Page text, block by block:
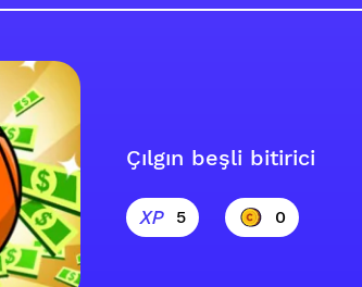
Çılgın beşli bitirici
5 0